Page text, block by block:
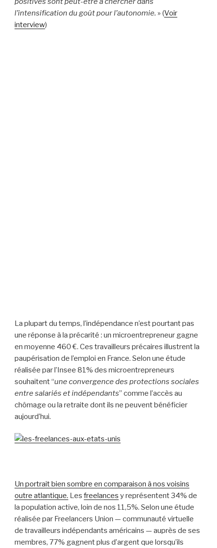
l’intensification du goût pour l’autonomie. » (Voir
interview)
La plupart du temps, l’indépendance n’est pourtant pas
une réponse à la précarité : un microentrepreneur gagne
en moyenne 460 €. Ces travailleurs précaires illustrent la
paupérisation de l’emploi en France. Selon une étude
réalisée par l’Insee 81% des microentrepreneurs
souhaitent “une convergence des protections sociales
entre salariés et indépendants” comme l’accès au
chômage ou la retraite dont ils ne peuvent bénéficier
aujourd’hui.
Un portrait bien sombre en comparaison à nos voisins
outre atlantique. Les freelances y représentent 34% de
la population active, loin de nos 11,5%. Selon une étude
réalisée par Freelancers Union — communauté virtuelle
de travailleurs indépendants américains — auprès de ses
membres, 77% gagnent plus d’argent que lorsqu’ils